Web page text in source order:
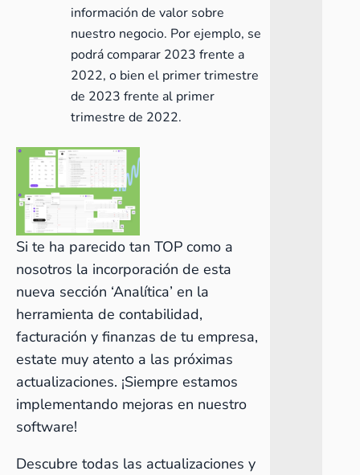
información de valor sobre
nuestro negocio. Por ejemplo, se
podrá comparar 2023 frente a
2022, o bien el primer trimestre
de 2023 frente al primer
trimestre de 2022.
Si te ha parecido tan TOP como a
nosotros la incorporación de esta
nueva sección ‘Analítica’ en la
herramienta de contabilidad,
facturación y finanzas de tu empresa,
estate muy atento a las próximas
actualizaciones. ¡Siempre estamos
implementando mejoras en nuestro
software!
Descubre todas las actualizaciones y